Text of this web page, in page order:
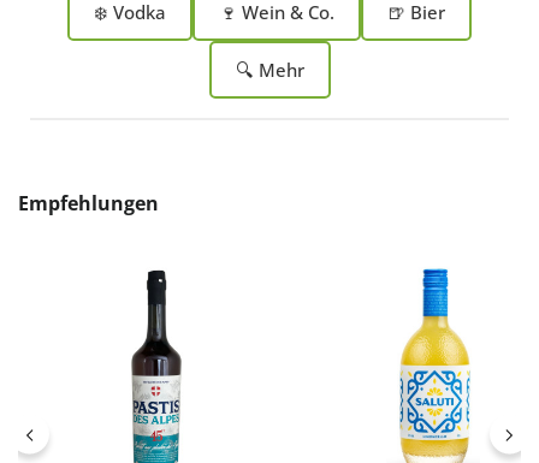
❄️ Vodka 🍷 Wein & Co. 🍺 Bier
🔍 Mehr
Produktgalerie überspringen
Empfehlungen